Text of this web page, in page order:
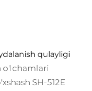
qulayligi
o'lchamlari
SH-512E